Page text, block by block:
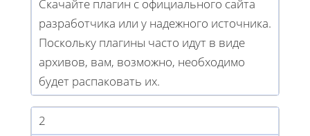
Скачайте плагин с официального сайта
разработчика или у надежного источника.
Поскольку плагины часто идут в виде
архивов, вам, возможно, необходимо
будет распаковать их.
2